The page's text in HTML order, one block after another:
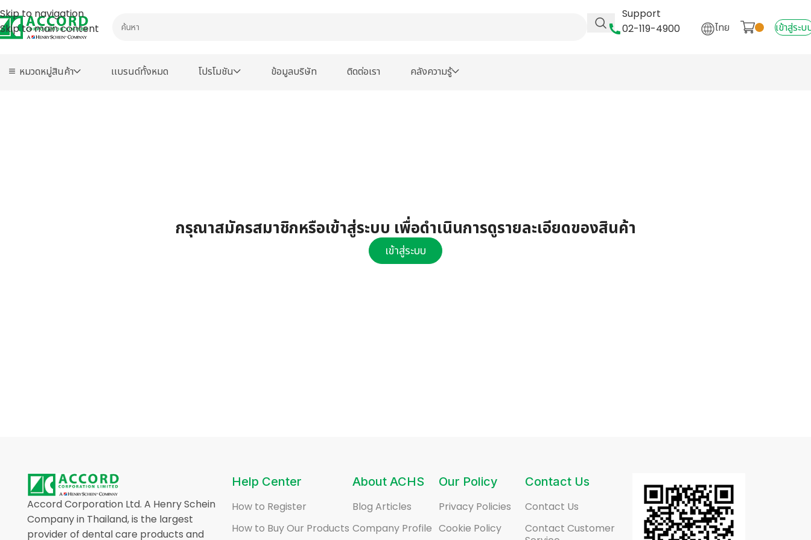
Skip to navigation
Skip to main content
Support
02-119-4900
ไทย เข้าสู่ระบ
หมวดหมู่สินค้า เเบรนด์ทั้งหมด โปรโมชัน ข้อมูลบริษัท ติดต่อเรา คลังความรู้
กรุณาสมัครสมาชิกหรือเข้าสู่ระบบ เพื่อดำเนินการดูรายละเอียดของสินค้า
เข้าสู่ระบบ
Accord Corporation Ltd. A Henry Schein
Company in Thailand, is the largest
provider of dental care products and
Help Center
How to Register
How to Buy Our Products
About ACHS
Blog Articles
Company Profile
Our Policy
Privacy Policies
Cookie Policy
Contact Us
Contact Us
Contact Customer